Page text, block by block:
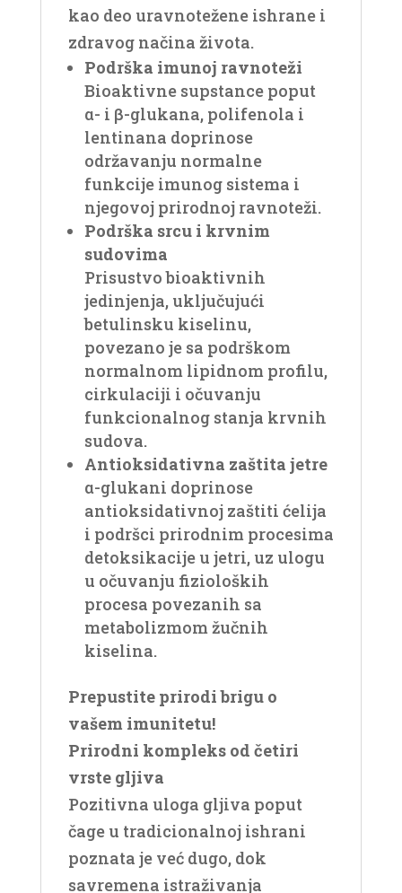
kao deo uravnotežene ishrane i
zdravog načina života.
Podrška imunoj ravnoteži
Bioaktivne supstance poput
α- i β-glukana, polifenola i
lentinana doprinose
održavanju normalne
funkcije imunog sistema i
njegovoj prirodnoj ravnoteži.
Podrška srcu i krvnim
sudovima
Prisustvo bioaktivnih
jedinjenja, uključujući
betulinsku kiselinu,
povezano je sa podrškom
normalnom lipidnom profilu,
cirkulaciji i očuvanju
funkcionalnog stanja krvnih
sudova.
Antioksidativna zaštita jetre
α-glukani doprinose
antioksidativnoj zaštiti ćelija
i podršci prirodnim procesima
detoksikacije u jetri, uz ulogu
u očuvanju fizioloških
procesa povezanih sa
metabolizmom žučnih
kiselina.
Prepustite prirodi brigu o
vašem imunitetu!
Prirodni kompleks od četiri
vrste gljiva
Pozitivna uloga gljiva poput
čage u tradicionalnoj ishrani
poznata je već dugo, dok
savremena istraživanja